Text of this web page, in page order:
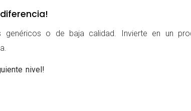
o de baja calidad. Invierte en un
nivel!